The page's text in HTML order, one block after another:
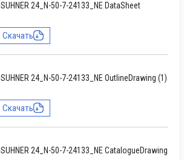
24_N-50-7-24133_NE DataSheet
Скачать
24_N-50-7-24133_NE OutlineDrawing (1)
Скачать
24_N-50-7-24133_NE CatalogueDrawing